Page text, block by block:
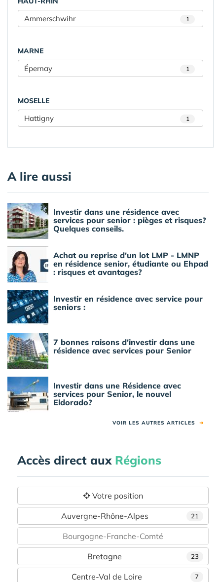
Ammerschwihr 1
MARNE
Épernay 1
MOSELLE
Hattigny 1
A lire aussi
Investir dans une résidence avec
services pour senior : pièges et risques?
Quelques conseils.
Achat ou reprise d'un lot LMP - LMNP
en résidence senior, étudiante ou Ehpad
: risques et avantages?
Investir en résidence avec service pour
seniors :
7 bonnes raisons d'investir dans une
résidence avec services pour Senior
Investir dans une Résidence avec
services pour Senior, le nouvel
Eldorado?
VOIR LES AUTRES ARTICLES ➜
Accès direct aux Régions
Votre position
21
Auvergne-Rhône-Alpes
Bourgogne-Franche-Comté
23
Bretagne
7
Centre-Val de Loire